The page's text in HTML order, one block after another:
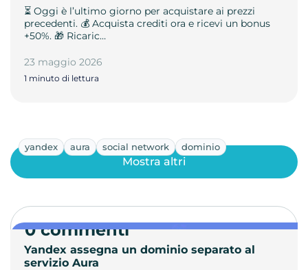
⏳ Oggi è l’ultimo giorno per acquistare ai prezzi
precedenti. 💰 Acquista crediti ora e ricevi un bonus
+50%. 🎁 Ricaric…
23 maggio 2026
1 minuto di lettura
yandex aura social network dominio
Yandex assegna un dominio separato al
servizio Aura
Mostra altri
0 commenti